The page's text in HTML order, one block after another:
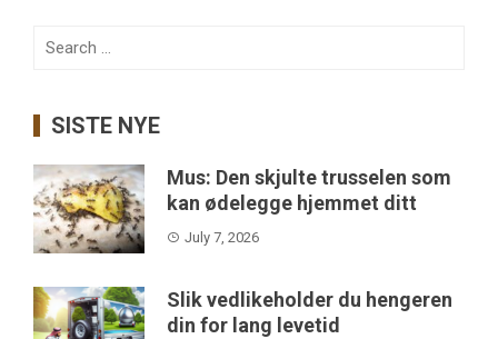
Search
SISTE NYE
Mus: Den skjulte trusselen som
kan ødelegge hjemmet ditt
July 7, 2026
Slik vedlikeholder du hengeren
din for lang levetid